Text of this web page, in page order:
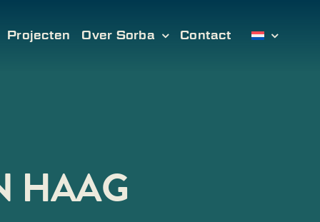
Projecten Over Sorba Contact
HAAG